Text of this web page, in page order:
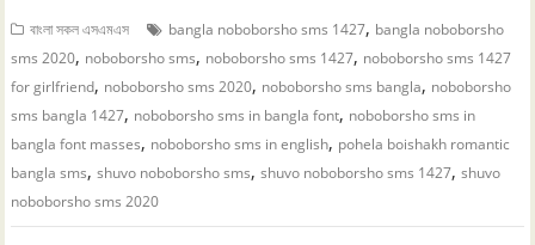
বাংলা সকল এসএমএস bangla noboborsho sms 1427, bangla noboborsho
sms 2020, noboborsho sms, noboborsho sms 1427, noboborsho sms 1427
for girlfriend, noboborsho sms 2020, noboborsho sms bangla, noboborsho
sms bangla 1427, noboborsho sms in bangla font, noboborsho sms in
bangla font masses, noboborsho sms in english, pohela boishakh romantic
bangla sms,shuvo noboborsho sms,shuvo noboborsho sms 1427,shuvo
noboborsho sms 2020